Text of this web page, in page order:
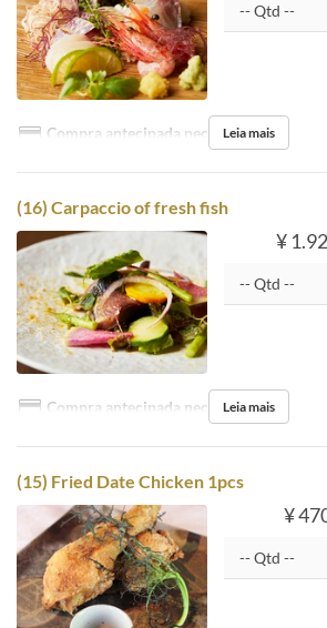
Compra antecipada necessária
Leia mais
(16) Carpaccio of fresh fish
¥
Compra antecipada necessária
Leia mais
(15) Fried Date Chicken 1pcs
¥